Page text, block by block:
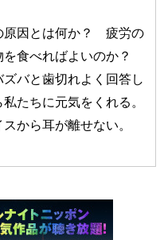
因とは何か？ 疲労の
食べればよいのか？
バと歯切れよく回答し
たちに元気をくれる。
から耳が離せない。